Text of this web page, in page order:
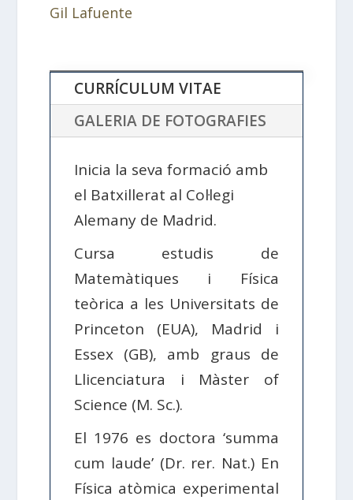
Gil Lafuente
CURRÍCULUM VITAE
GALERIA DE FOTOGRAFIES
Inicia la seva formació amb
el Batxillerat al Col·legi
Alemany de Madrid.
Cursa estudis de
Matemàtiques i Física
teòrica a les Universitats de
Princeton (EUA), Madrid i
Essex (GB), amb graus de
Llicenciatura i Màster of
Science (M. Sc.).
El 1976 es doctora ‘summa
cum laude’ (Dr. rer. Nat.) En
Física atòmica experimental